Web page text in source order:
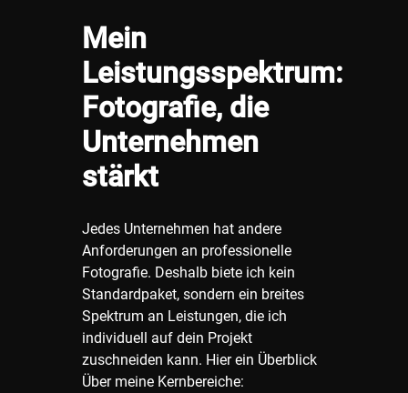
Mein
Leistungsspektrum:
Fotografie, die
Unternehmen
stärkt
Jedes Unternehmen hat andere
Anforderungen an professionelle
Fotografie. Deshalb biete ich kein
Standardpaket, sondern ein breites
Spektrum an Leistungen, die ich
individuell auf dein Projekt
zuschneiden kann. Hier ein Überblick
Über meine Kernbereiche: